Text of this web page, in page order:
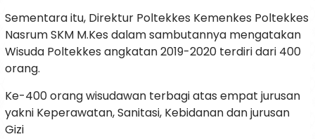
Sementara itu, Direktur Poltekkes Kemenkes Poltekkes
Nasrum SKM M.Kes dalam sambutannya mengatakan
Wisuda Poltekkes angkatan 2019-2020 terdiri dari 400
orang.
Ke-400 orang wisudawan terbagi atas empat jurusan
yakni Keperawatan, Sanitasi, Kebidanan dan jurusan
Gizi